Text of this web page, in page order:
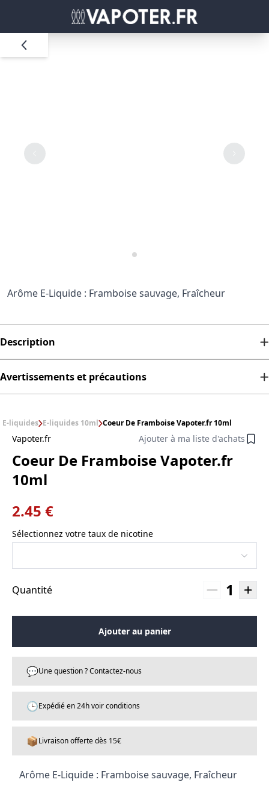
Arôme E-Liquide : Framboise sauvage, Fraîcheur
Description
Avertissements et précautions
E-liquides E-liquides 10ml Coeur De Framboise Vapoter.fr 10ml
Vapoter.fr Ajouter à ma liste d'achats
Coeur De Framboise Vapoter.fr
10ml
2.45 €
Sélectionnez votre taux de nicotine
Quantité 1
Ajouter au panier
💬Une question ? Contactez-nous
🕒Expédié en 24h voir conditions
📦Livraison offerte dès 15€
Arôme E-Liquide : Framboise sauvage, Fraîcheur